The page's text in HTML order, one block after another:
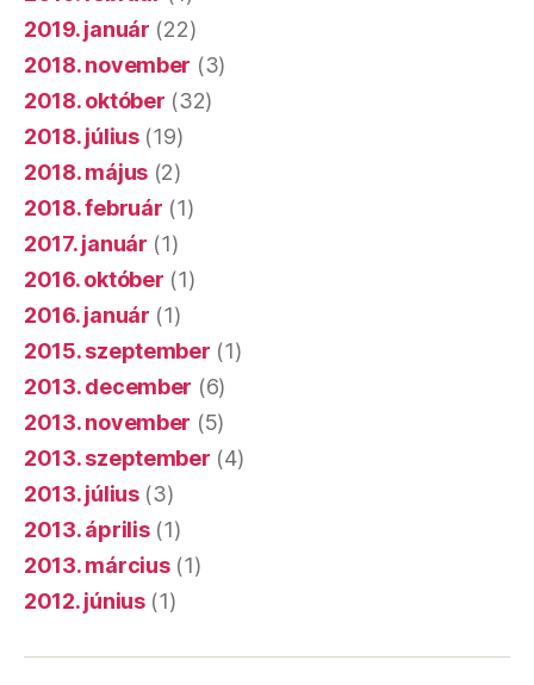
2019. január (22)
2018. november (3)
2018. október (32)
2018. július(19)
2018. május (2)
2018. február (1)
2017. január (1)
2016. október (1)
2016. január (1)
2015. szeptember (1)
2013. december (6)
2013. november (5)
2013. szeptember (4)
2013. július(3)
2013. április(1)
2013. március(1)
2012. június(1)